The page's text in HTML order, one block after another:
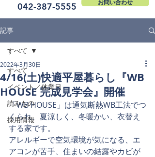
042-387-5555 お問い合わせ
記事
すべて
イベント／休業日
読みもの
採用情報
すべて
4/16(土)快適平屋暮らし『WB
HOUSE 完成見学会』開催
2022年3月30日
「WB HOUSE」は通気断熱WB工法でつ
くられ、夏涼しく、冬暖かい、衣替え
する家です。
アレルギーで空気環境が気になる、エ
アコンが苦手、住まいの結露やカビが